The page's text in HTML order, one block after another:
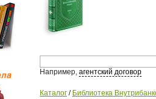
Например, агентский договор
Каталог / Библиотека